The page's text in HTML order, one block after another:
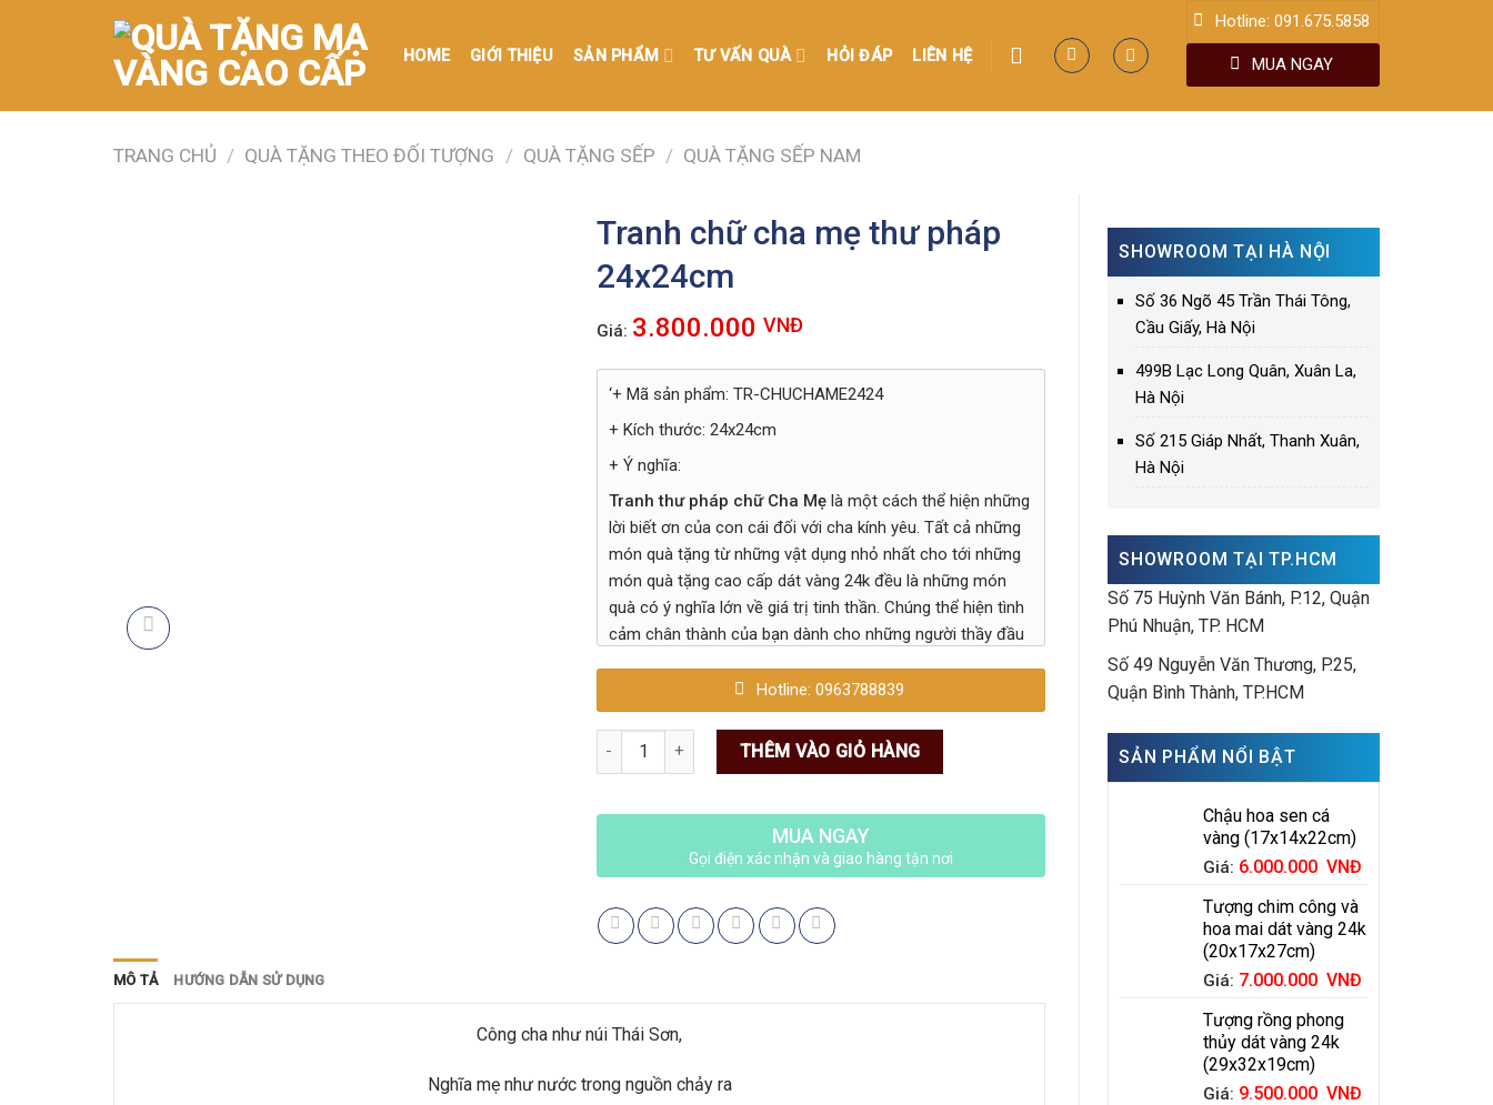
HOME GIỚI THIỆU SẢN PHẨM TƯ VẤN QUÀ HỎI ĐÁP LIÊN HỆ
Hotline: 091.675.5858
MUA NGAY
TRANG CHỦ / QUÀ TẶNG THEO ĐỐI TƯỢNG / QUÀ TẶNG SẾP / QUÀ TẶNG SẾP NAM
SHOWROOM TẠI HÀ NỘI
Số 36 Ngõ 45 Trần Thái Tông,
Cầu Giấy, Hà Nội
499B Lạc Long Quân, Xuân La,
Hà Nội
Số 215 Giáp Nhất, Thanh Xuân,
Hà Nội
SHOWROOM TẠI TP.HCM
Số 75 Huỳnh Văn Bánh, P.12, Quận
Phú Nhuận, TP. HCM
Số 49 Nguyễn Văn Thương, P.25,
Quận Bình Thành, TP.HCM
SẢN PHẨM NỔI BẬT
Chậu hoa sen cá
vàng (17x14x22cm)
Giá: 6.000.000 VNĐ
Tượng chim công và
hoa mai dát vàng 24k
(20x17x27cm)
Giá: 7.000.000 VNĐ
Tượng rồng phong
thủy dát vàng 24k
(29x32x19cm)
Giá: 9.500.000 VNĐ
Tranh chữ cha mẹ thư pháp
24x24cm
Giá: 3.800.000 VNĐ
‘+ Mã sản phẩm: TR-CHUCHAME2424
+ Kích thước: 24x24cm
+ Ý nghĩa:
Tranh thư pháp chữ Cha Mẹlà một cách thể hiện những
lời biết ơn của con cái đối với cha kính yêu. Tất cả những
món quà tặng từ những vật dụng nhỏ nhất cho tới những
món quà tặng cao cấp dát vàng 24k đều là những món
quà có ý nghĩa lớn về giá trị tinh thần. Chúng thể hiện tình
cảm chân thành của bạn dành cho những người thầy đầu
Hotline: 0963788839
Số lượng THÊM VÀO GIỎ HÀNG
MUA NGAY
Gọi điện xác nhận và giao hàng tận nơi
MÔ TẢ HƯỚNG DẪN SỬ DỤNG
Công cha như núi Thái Sơn,
Nghĩa mẹ như nước trong nguồn chảy ra